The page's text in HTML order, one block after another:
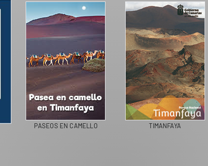
PASEOS EN CAMELLO TIMANFAYA